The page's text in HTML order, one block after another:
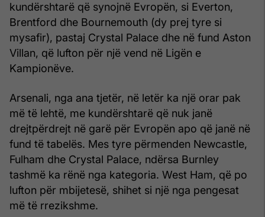
kundërshtarë që synojnë Evropën, si Everton,
Brentford dhe Bournemouth (dy prej tyre si
mysafir), pastaj Crystal Palace dhe në fund Aston
Villan, që lufton për një vend në Ligën e
Kampionëve.
Arsenali, nga ana tjetër, në letër ka një orar pak
më të lehtë, me kundërshtarë që nuk janë
drejtpërdrejt në garë për Evropën apo që janë në
fund të tabelës. Mes tyre përmenden Newcastle,
Fulham dhe Crystal Palace, ndërsa Burnley
tashmë ka rënë nga kategoria. West Ham, që po
lufton për mbijetesë, shihet si një nga pengesat
më të rrezikshme.